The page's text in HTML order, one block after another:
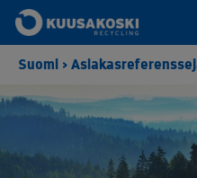
Suomi >